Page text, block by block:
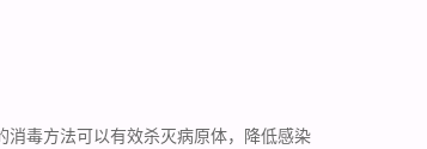
消毒方法可以有效杀灭病原体，降低感染